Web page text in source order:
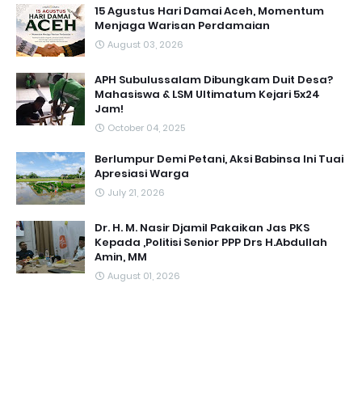
15 Agustus Hari Damai Aceh, Momentum
Menjaga Warisan Perdamaian
August 03, 2026
APH Subulussalam Dibungkam Duit Desa?
Mahasiswa & LSM Ultimatum Kejari 5x24
Jam!
October 04, 2025
Berlumpur Demi Petani, Aksi Babinsa Ini Tuai
Apresiasi Warga
July 21, 2026
Dr. H. M. Nasir Djamil Pakaikan Jas PKS
Kepada ,Politisi Senior PPP Drs H.Abdullah
Amin, MM
August 01, 2026